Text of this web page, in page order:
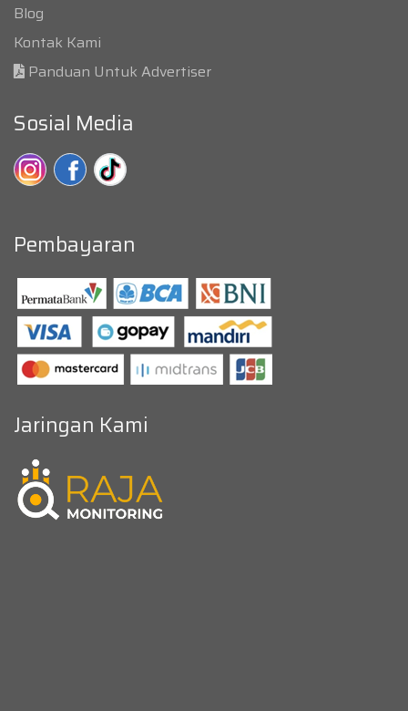
Blog
Kontak Kami
Panduan Untuk Advertiser
Sosial Media
Pembayaran
Jaringan Kami